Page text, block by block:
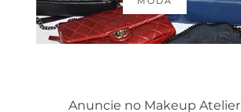
Anuncie no Makeup Atelier